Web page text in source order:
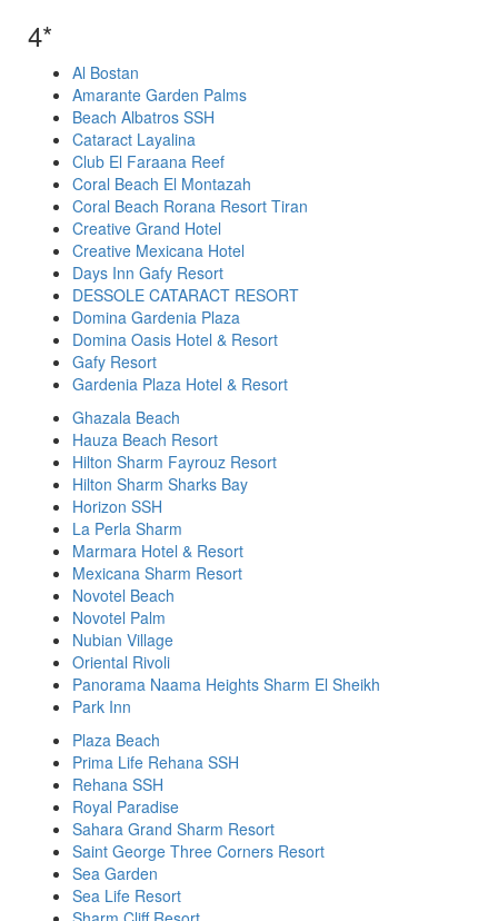
4*
Al Bostan
Amarante Garden Palms
Beach Albatros SSH
Cataract Layalina
Club El Faraana Reef
Coral Beach El Montazah
Coral Beach Rorana Resort Tiran
Creative Grand Hotel
Creative Mexicana Hotel
Days Inn Gafy Resort
DESSOLE CATARACT RESORT
Domina Gardenia Plaza
Domina Oasis Hotel & Resort
Gafy Resort
Gardenia Plaza Hotel & Resort
Ghazala Beach
Hauza Beach Resort
Hilton Sharm Fayrouz Resort
Hilton Sharm Sharks Bay
Horizon SSH
La Perla Sharm
Marmara Hotel & Resort
Mexicana Sharm Resort
Novotel Beach
Novotel Palm
Nubian Village
Oriental Rivoli
Panorama Naama Heights Sharm El Sheikh
Park Inn
Plaza Beach
Prima Life Rehana SSH
Rehana SSH
Royal Paradise
Sahara Grand Sharm Resort
Saint George Three Corners Resort
Sea Garden
Sea Life Resort